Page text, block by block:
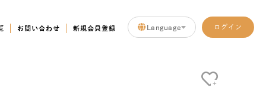
お問い合わせ 新規会員登録 Language ログイン
+